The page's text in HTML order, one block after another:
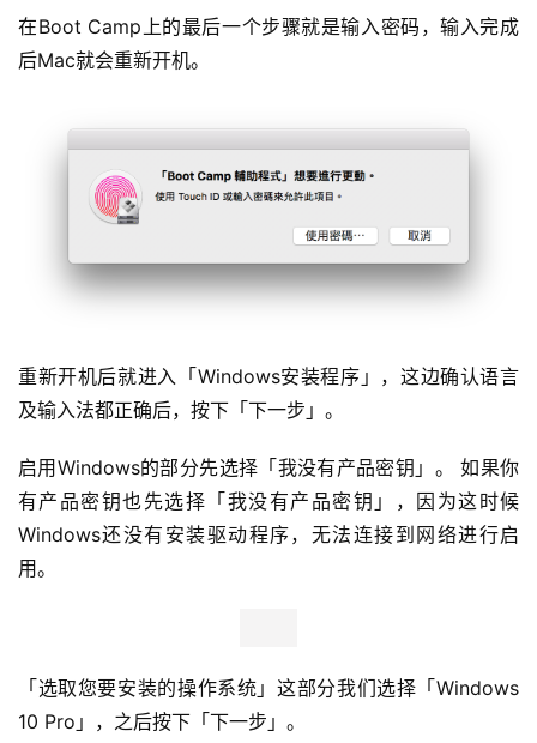
在Boot Camp上的最后一个步骤就是输入密码，输入完成
后Mac就会重新开机。
重新开机后就进入「Windows安装程序」，这边确认语言
及输入法都正确后，按下「下一步」。
启用Windows的部分先选择「我没有产品密钥」。 如果你
有产品密钥也先选择「我没有产品密钥」，因为这时候
Windows还没有安装驱动程序，无法连接到网络进行启
用。
「选取您要安装的操作系统」这部分我们选择「Windows
10 Pro」，之后按下「下一步」。